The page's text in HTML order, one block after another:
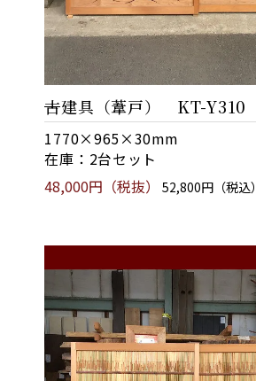
古建具（葦戸） KT-Y310
1770×965×30mm
在庫：2台セット
48,000円（税抜）
52,800円（税込）